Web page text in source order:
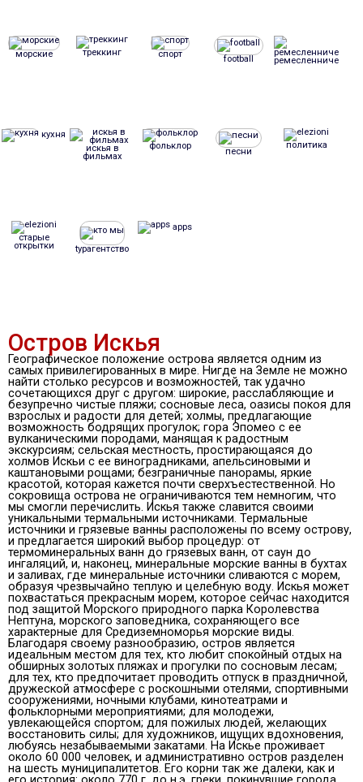
морские треккинг спорт football ремесленничество
кухня
искья в
фильмах
фольклор
песни
политика
старые
открытки tурагентство
apps
Остров Искья
Географическое положение острова является одним из
самых привилегированных в мире. Нигде на Земле не можно
найти столько ресурсов и возможностей, так удачно
сочетающихся друг с другом: широкие, расслабляющие и
безупречно чистые пляжи; сосновые леса, оазисы покоя для
взрослых и радости для детей; холмы, предлагающие
возможность бодрящих прогулок; гора Эпомео с ее
вулканическими породами, манящая к радостным
экскурсиям; сельская местность, простирающаяся до
холмов Искьи с ее виноградниками, апельсиновыми и
каштановыми рощами; безграничные панорамы, яркие
красотой, которая кажется почти сверхъестественной. Но
сокровища острова не ограничиваются тем немногим, что
мы смогли перечислить. Искья также славится своими
уникальными термальными источниками. Термальные
источники и грязевые ванны расположены по всему острову,
и предлагается широкий выбор процедур: от
термоминеральных ванн до грязевых ванн, от саун до
ингаляций, и, наконец, минеральные морские ванны в бухтах
и ​​заливах, где минеральные источники сливаются с морем,
образуя чрезвычайно теплую и целебную воду. Искья может
похвастаться прекрасным морем, которое сейчас находится
под защитой Морского природного парка Королевства
Нептуна, морского заповедника, сохраняющего все
характерные для Средиземноморья морские виды.
Благодаря своему разнообразию, остров является
идеальным местом для тех, кто любит спокойный отдых на
обширных золотых пляжах и прогулки по сосновым лесам;
для тех, кто предпочитает проводить отпуск в праздничной,
дружеской атмосфере с роскошными отелями, спортивными
сооружениями, ночными клубами, кинотеатрами и
фольклорными мероприятиями; для молодежи,
увлекающейся спортом; для пожилых людей, желающих
восстановить силы; для художников, ищущих вдохновения,
любуясь незабываемыми закатами. На Искье проживает
около 60 000 человек, и административно остров разделен
на шесть муниципалитетов. Его корни так же далеки, как и